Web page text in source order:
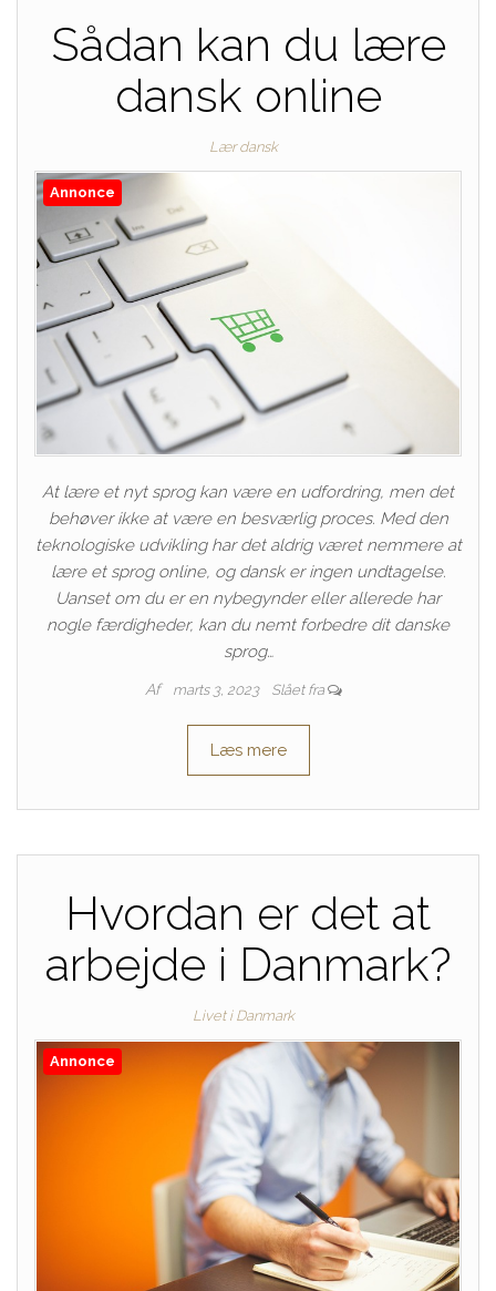
Sådan kan du lære
dansk online
Lær dansk
Annonce
At lære et nyt sprog kan være en udfordring, men det
behøver ikke at være en besværlig proces. Med den
teknologiske udvikling har det aldrig været nemmere at
lære et sprog online, og dansk er ingen undtagelse.
Uanset om du er en nybegynder eller allerede har
nogle færdigheder, kan du nemt forbedre dit danske
sprog…
Af marts 3, 2023 Slået fra
Læs mere
Hvordan er det at
arbejde i Danmark?
Livet i Danmark
Annonce